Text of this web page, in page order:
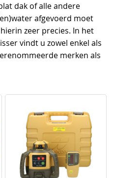
dak of alle andere
afgevoerd moet
zeer precies. In het
vindt u zowel enkel als
merken als